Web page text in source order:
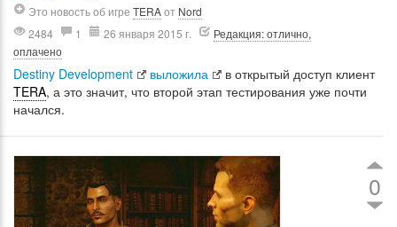
Это новость об игре TERAот Nord
2484
1 26 января 2015 г.
Редакция: отлично,
оплачено
Destiny Development выложила
в открытый доступ клиент
TERA, а это значит, что второй этап тестирования уже почти
начался.
0